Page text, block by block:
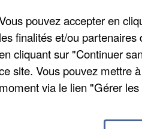
manifestants semble
devant la préfecture
mardi. Une autre
pouvez accepter en
les finalités et/ou
cliquant sur "Continuer
site. Vous pouvez mettre
moment via le lien "Gérer